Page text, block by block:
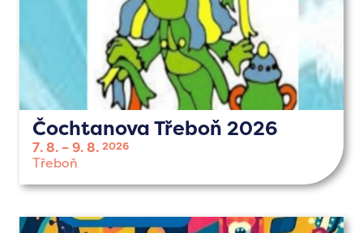
Čochtanova Třeboň 2026
7. 8. 9. 8. 2026
Třeboň